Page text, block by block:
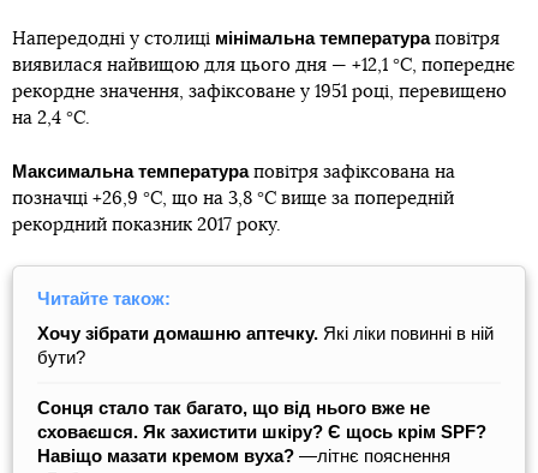
Напередодні у столиці мінімальна температураповітря
виявилася найвищою для цього дня — +12,1 °С, попереднє
рекордне значення, зафіксоване у 1951 році, перевищено
на 2,4 °С.
Максимальна температураповітря зафіксована на
позначці +26,9 °С, що на 3,8 °С вище за попередній
рекордний показник 2017 року.
Читайте також:
Хочу зібрати домашню аптечку. Які ліки повинні в ній
бути?
Сонця стало так багато, що від нього вже не
сховаєшся. Як захистити шкіру? Є щось крім SPF?
Навіщо мазати кремом вуха? ―літнє пояснення